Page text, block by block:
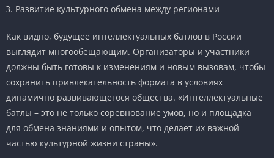
Развитие культурного обмена между регионами
Как видно, будущее интеллектуальных батлов в России
выглядит многообещающим. Организаторы и участники
должны быть готовы к изменениям и новым вызовам, чтобы
сохранить привлекательность формата в условиях
динамично развивающегося общества. «Интеллектуальные
батлы – это не только соревнование умов, но и площадка
для обмена знаниями и опытом, что делает их важной
частью культурной жизни страны».